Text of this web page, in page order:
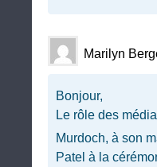
Marilyn
Bonjour,
Le rôle des
Murdoch, à son
Patel à la